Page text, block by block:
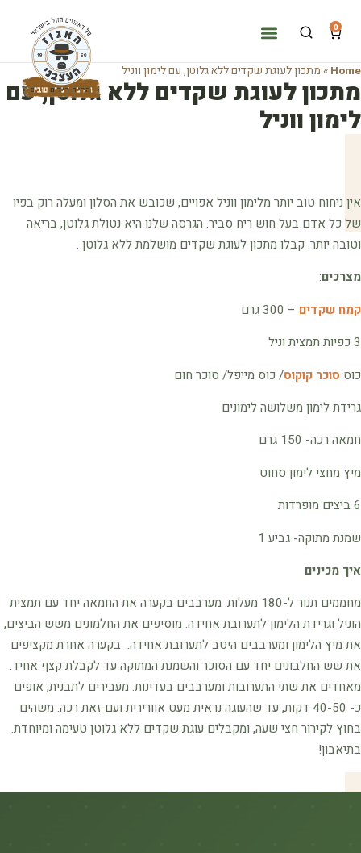
0
Home
» מתכון לעוגת שקדים ללא גלוטן, עם לימון ווניל
מתכון לעוגת שקדים ללא גלוטן, עם
לימון ווניל
אין ניחוח טוב יותר מלימון ווניל אפויים, שכובש את הסלון ומעלה רוק בפיו
של כל אדם בעל חוש ריח סביר. הגרסה שלנו היא נטולת גלוטן, בריאה
וטובה יותר. קבלו מתכון לעוגת שקדים מושלמת ללא גלוטן .
מצרכים:
קמח שקדים – 300 גרם
3 כפיות תמצית וניל
כוס סוכר קוקוס/ כוס מייפל/ סוכר חום
גרידת לימון משלושה לימונים
חמאה רכה- 150 גרם
מיץ מחצי לימון סחוט
6 ביצים מופרדות
שמנת מתוקה- גביע 1
איך מכינים
מחממים תנור ל-180 מעלות. מערבבים בקערה את החמאה יחד עם תמצית
הוניל וגרידת הלימון לתערובת אחידה. מוסיפים את החלמונים משש הביצים,
את מיץ הלימון ומערבבים היטב לתערובת אחידה. בקערה אחרת מקציפים
את שש החלבונים יחד עם הסוכר והשמנת המתוקה עד לקבלת קצף אחיד.
מאחדים את שתי התערובות ומערבבים בעדינות. מעבירים לתבנית, אופים
כ- 40-50 דקות, עד שהעוגה נראית מעט אוורירית ועם זאת רכה. משהים
בחוץ לקירור חצי שעה, ומקבלים עוגת שקדים ללא גלוטן טעימה ומיוחדת.
בתיאבון!